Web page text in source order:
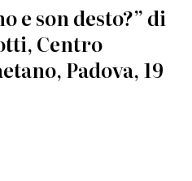
e son desto?” di
Centro
Padova, 19